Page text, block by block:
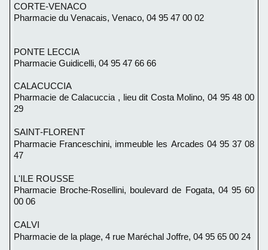
CORTE-VENACO
Pharmacie du Venacais, Venaco, 04 95 47 00 02
PONTE LECCIA
Pharmacie Guidicelli, 04 95 47 66 66
CALACUCCIA
Pharmacie de Calacuccia , lieu dit Costa Molino, 04 95 48 00
29
SAINT-FLORENT
Pharmacie Franceschini, immeuble les Arcades 04 95 37 08
47
L'ILE ROUSSE
Pharmacie Broche-Rosellini, boulevard de Fogata, 04 95 60
00 06
CALVI
Pharmacie de la plage, 4 rue Maréchal Joffre, 04 95 65 00 24